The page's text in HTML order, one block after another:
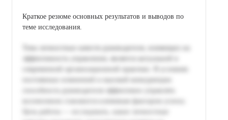
Краткое резюме основных результатов и выводов по
теме исследования.